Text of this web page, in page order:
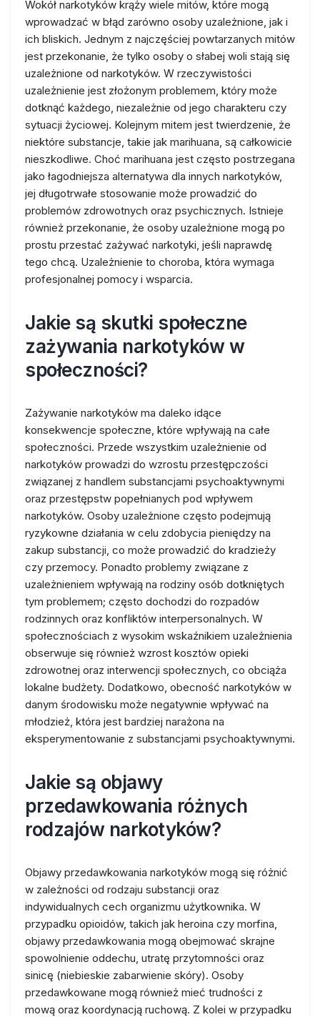
Wokół narkotyków krąży wiele mitów, które mogą
wprowadzać w błąd zarówno osoby uzależnione, jak i
ich bliskich. Jednym z najczęściej powtarzanych mitów
jest przekonanie, że tylko osoby o słabej woli stają się
uzależnione od narkotyków. W rzeczywistości
uzależnienie jest złożonym problemem, który może
dotknąć każdego, niezależnie od jego charakteru czy
sytuacji życiowej. Kolejnym mitem jest twierdzenie, że
niektóre substancje, takie jak marihuana, są całkowicie
nieszkodliwe. Choć marihuana jest często postrzegana
jako łagodniejsza alternatywa dla innych narkotyków,
jej długotrwałe stosowanie może prowadzić do
problemów zdrowotnych oraz psychicznych. Istnieje
również przekonanie, że osoby uzależnione mogą po
prostu przestać zażywać narkotyki, jeśli naprawdę
tego chcą. Uzależnienie to choroba, która wymaga
profesjonalnej pomocy i wsparcia.
Jakie są skutki społeczne
zażywania narkotyków w
społeczności?
Zażywanie narkotyków ma daleko idące
konsekwencje społeczne, które wpływają na całe
społeczności. Przede wszystkim uzależnienie od
narkotyków prowadzi do wzrostu przestępczości
związanej z handlem substancjami psychoaktywnymi
oraz przestępstw popełnianych pod wpływem
narkotyków. Osoby uzależnione często podejmują
ryzykowne działania w celu zdobycia pieniędzy na
zakup substancji, co może prowadzić do kradzieży
czy przemocy. Ponadto problemy związane z
uzależnieniem wpływają na rodziny osób dotkniętych
tym problemem; często dochodzi do rozpadów
rodzinnych oraz konfliktów interpersonalnych. W
społecznościach z wysokim wskaźnikiem uzależnienia
obserwuje się również wzrost kosztów opieki
zdrowotnej oraz interwencji społecznych, co obciąża
lokalne budżety. Dodatkowo, obecność narkotyków w
danym środowisku może negatywnie wpływać na
młodzież, która jest bardziej narażona na
eksperymentowanie z substancjami psychoaktywnymi.
Jakie są objawy
przedawkowania różnych
rodzajów narkotyków?
Objawy przedawkowania narkotyków mogą się różnić
w zależności od rodzaju substancji oraz
indywidualnych cech organizmu użytkownika. W
przypadku opioidów, takich jak heroina czy morfina,
objawy przedawkowania mogą obejmować skrajne
spowolnienie oddechu, utratę przytomności oraz
sinicę (niebieskie zabarwienie skóry). Osoby
przedawkowane mogą również mieć trudności z
mową oraz koordynacją ruchową. Z kolei w przypadku